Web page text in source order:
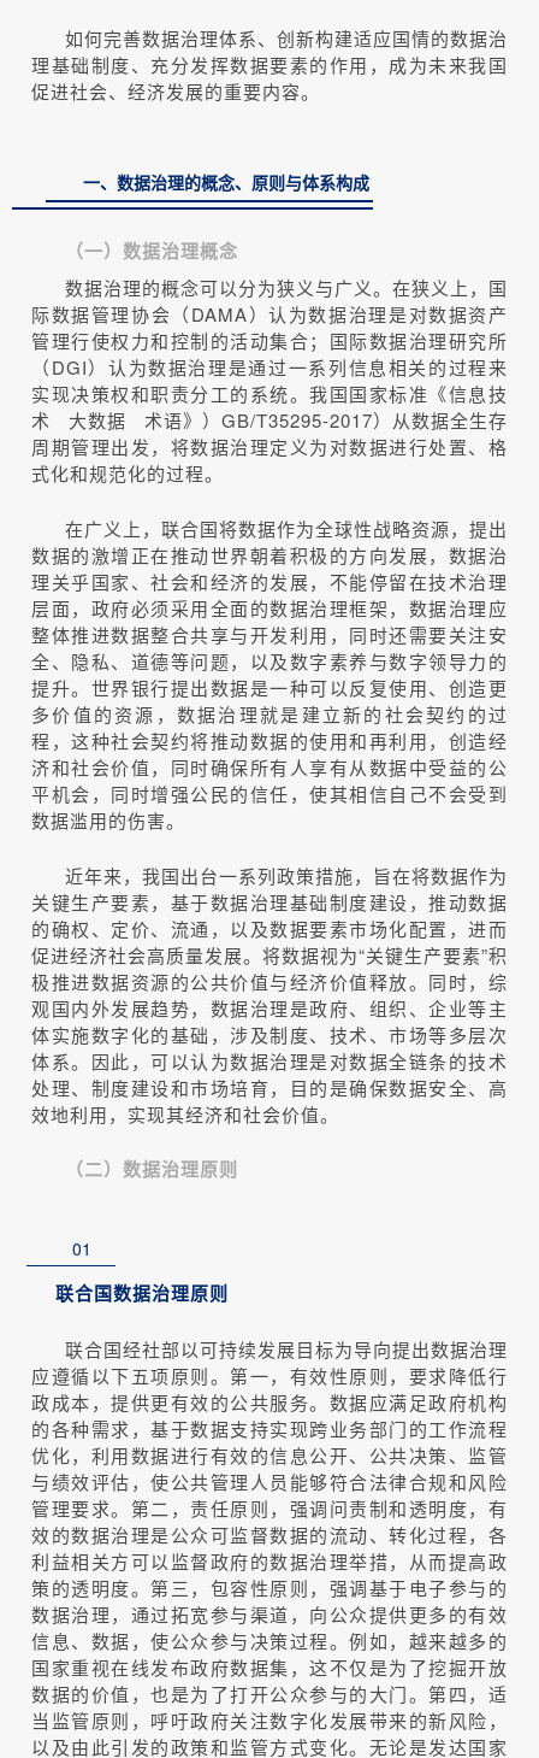
如何完善数据治理体系、创新构建适应国情的数据治
理基础制度、充分发挥数据要素的作用，成为未来我国
促进社会、经济发展的重要内容。
一、数据治理的概念、原则与体系构成
（一）数据治理概念
数据治理的概念可以分为狭义与广义。在狭义上，国
际数据管理协会（DAMA）认为数据治理是对数据资产
管理行使权力和控制的活动集合；国际数据治理研究所
（DGI）认为数据治理是通过一系列信息相关的过程来
实现决策权和职责分工的系统。我国国家标准《信息技
术 大数据 术语》）GB/T35295-2017）从数据全生存
周期管理出发，将数据治理定义为对数据进行处置、格
式化和规范化的过程。
在广义上，联合国将数据作为全球性战略资源，提出
数据的激增正在推动世界朝着积极的方向发展，数据治
理关乎国家、社会和经济的发展，不能停留在技术治理
层面，政府必须采用全面的数据治理框架，数据治理应
整体推进数据整合共享与开发利用，同时还需要关注安
全、隐私、道德等问题，以及数字素养与数字领导力的
提升。世界银行提出数据是一种可以反复使用、创造更
多价值的资源，数据治理就是建立新的社会契约的过
程，这种社会契约将推动数据的使用和再利用，创造经
济和社会价值，同时确保所有人享有从数据中受益的公
平机会，同时增强公民的信任，使其相信自己不会受到
数据滥用的伤害。
近年来，我国出台一系列政策措施，旨在将数据作为
关键生产要素，基于数据治理基础制度建设，推动数据
的确权、定价、流通，以及数据要素市场化配置，进而
促进经济社会高质量发展。将数据视为“关键生产要素”积
极推进数据资源的公共价值与经济价值释放。同时，综
观国内外发展趋势，数据治理是政府、组织、企业等主
体实施数字化的基础，涉及制度、技术、市场等多层次
体系。因此，可以认为数据治理是对数据全链条的技术
处理、制度建设和市场培育，目的是确保数据安全、高
效地利用，实现其经济和社会价值。
（二）数据治理原则
01
联合国数据治理原则
联合国经社部以可持续发展目标为导向提出数据治理
应遵循以下五项原则。第一，有效性原则，要求降低行
政成本，提供更有效的公共服务。数据应满足政府机构
的各种需求，基于数据支持实现跨业务部门的工作流程
优化，利用数据进行有效的信息公开、公共决策、监管
与绩效评估，使公共管理人员能够符合法律合规和风险
管理要求。第二，责任原则，强调问责制和透明度，有
效的数据治理是公众可监督数据的流动、转化过程，各
利益相关方可以监督政府的数据治理举措，从而提高政
策的透明度。第三，包容性原则，强调基于电子参与的
数据治理，通过拓宽参与渠道，向公众提供更多的有效
信息、数据，使公众参与决策过程。例如，越来越多的
国家重视在线发布政府数据集，这不仅是为了挖掘开放
数据的价值，也是为了打开公众参与的大门。第四，适
当监管原则，呼吁政府关注数字化发展带来的新风险，
以及由此引发的政策和监管方式变化。无论是发达国家